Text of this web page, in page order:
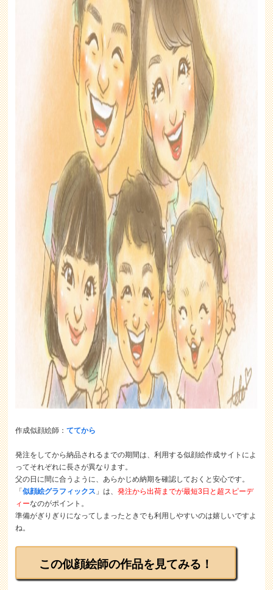
作成似顔絵師：ててから
発注をしてから納品されるまでの期間は、利用する似顔絵作成サイトによ
ってそれぞれに長さが異なります。
父の日に間に合うように、あらかじめ納期を確認しておくと安心です。
「似顔絵グラフィックス 」は、発注から出荷までが最短3日と超スピーデ
ィーなのがポイント。
準備がぎりぎりになってしまったときでも利用しやすいのは嬉しいですよ
ね。
この似顔絵師の作品を見てみる！